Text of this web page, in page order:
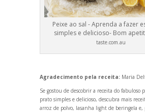
Peixe ao sal - Aprenda a fazer
simples e delicioso- Bom
taste.com.au
Agradecimento pela receita:Maria
Se gostou de descobrir a receita do fabuloso
prato simples e delicioso, descubra mais
arroz de polvo, lasanha light de beringela e,